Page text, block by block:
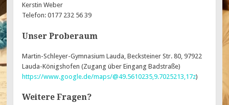
Kerstin Weber
Telefon: 0177 232 56 39
Unser Proberaum
Martin-Schleyer-Gymnasium Lauda, Becksteiner Str. 80, 97922
Lauda-Königshofen (Zugang über Eingang Badstraße)
https://www.google.de/maps/@49.5610235,9.7025213,17z)
Weitere Fragen?